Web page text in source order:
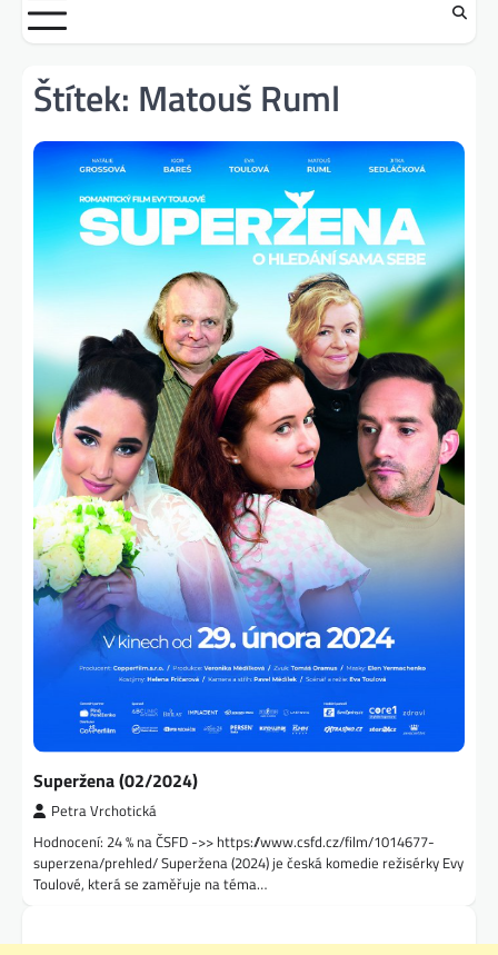
content
Štítek: Matouš Ruml
Superžena (02/2024)
Petra Vrchotická
Hodnocení: 24 % na ČSFD ->> https://www.csfd.cz/film/1014677-
superzena/prehled/ Superžena (2024) je česká komedie režisérky Evy
Toulové, která se zaměřuje na téma…